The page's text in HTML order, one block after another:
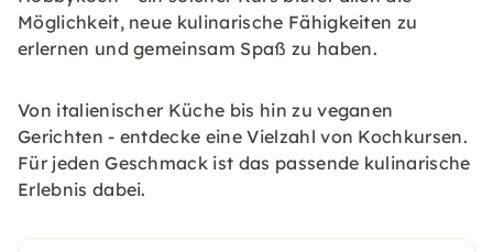
Möglichkeit, neue kulinarische Fähigkeiten zu
erlernen und gemeinsam Spaß zu haben.
Von italienischer Küche bis hin zu veganen
Gerichten - entdecke eine Vielzahl von Kochkursen.
Für jeden Geschmack ist das passende kulinarische
Erlebnis dabei.